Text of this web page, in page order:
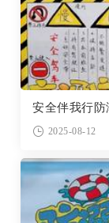
安全伴我行
2025-08-12